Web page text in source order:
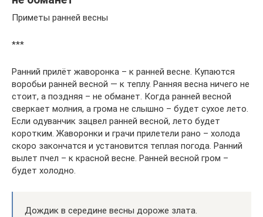
Приметы ранней весны
***
Ранний прилёт жаворонка – к ранней весне. Купаются
воробьи ранней весной — к теплу. Ранняя весна ничего не
стоит, а поздняя – не обманет. Когда ранней весной
сверкает молния, а грома не слышно – будет сухое лето.
Если одуванчик зацвел ранней весной, лето будет
коротким. Жаворонки и грачи прилетели рано – холода
скоро закончатся и установится теплая погода. Ранний
вылет пчел – к красной весне. Ранней весной гром –
будет холодно.
Дождик в середине весны дороже злата.